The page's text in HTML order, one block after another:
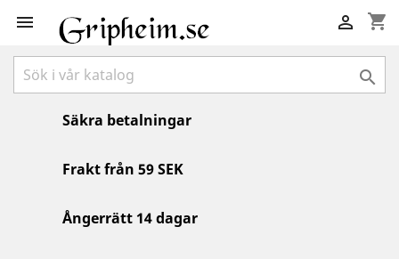
 shopping_cart


Säkra betalningar
Frakt från 59 SEK
Ångerrätt 14 dagar